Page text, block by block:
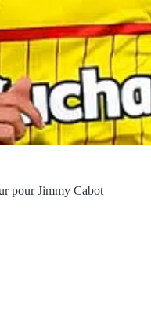
pour Jimmy Cabot